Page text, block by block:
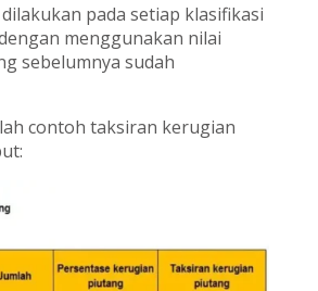
pada setiap klasifikasi
menggunakan nilai
sebelumnya sudah
contoh taksiran kerugian